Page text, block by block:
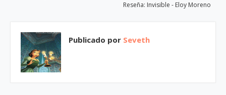
Reseña: Invisible - Eloy Moreno
Publicado por Seveth